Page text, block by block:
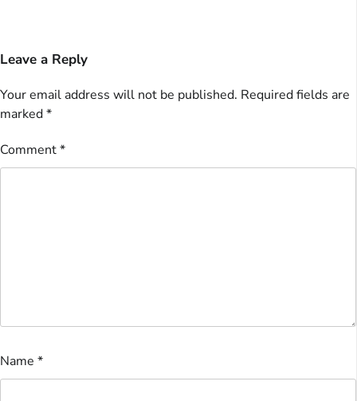
Leave a Reply
Your email address will not be published. Required fields are
marked*
Comment*
Name *